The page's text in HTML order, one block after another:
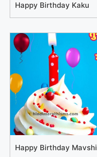
Happy Birthday Kaku
Happy Birthday Mavshi